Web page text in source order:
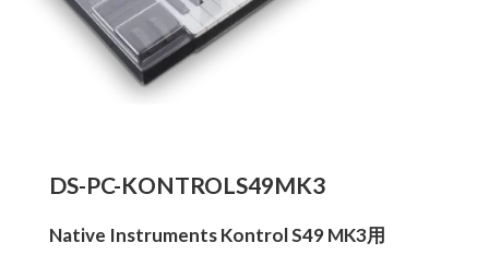
DS-PC-KONTROLS49MK3
Native Instruments Kontrol S49 MK3用